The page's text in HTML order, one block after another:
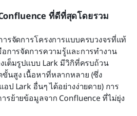
ที่ดีที่สุดโดยรวม
รจัดการโครงการแบบครบวงจรที่แท้
อการจัดการความรู้และการทำงาน
เต็มรูปแบบ Lark มีวิกิที่ครบถ้วน
นสูง เนื้อหาที่หลากหลาย (ซึ่ง
ป Lark อื่นๆ ได้อย่างง่ายดาย) การ
รย้ายข้อมูลจาก Confluence ที่ไม่ยุ่ง